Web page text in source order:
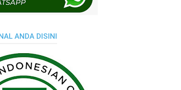
ANDA DISINI